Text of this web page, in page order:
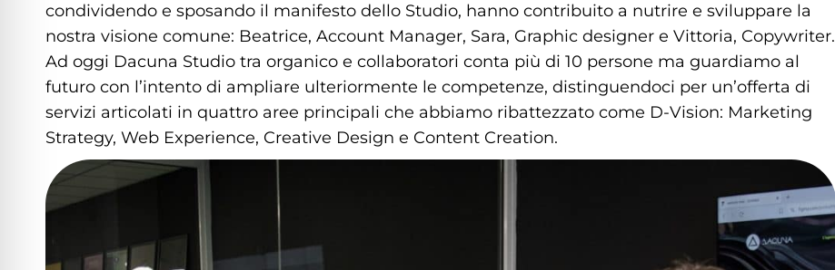
condividendo e sposando il manifesto dello Studio, hanno contribuito a nutrire e sviluppare la
nostra visione comune: Beatrice, Account Manager, Sara, Graphic designer e Vittoria, Copywriter.
Ad oggi Dacuna Studio tra organico e collaboratori conta più di 10 persone ma guardiamo al
futuro con l’intento di ampliare ulteriormente le competenze, distinguendoci per un’offerta di
servizi articolati in quattro aree principali che abbiamo ribattezzato come D-Vision: Marketing
Strategy, Web Experience, Creative Design e Content Creation.